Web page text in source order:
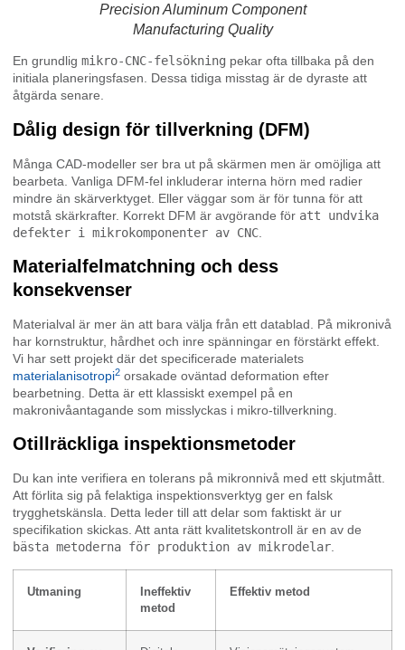
Precision Aluminum Component
Manufacturing Quality
En grundlig mikro-CNC-felsökning pekar ofta tillbaka på den
initiala planeringsfasen. Dessa tidiga misstag är de dyraste att
åtgärda senare.
Dålig design för tillverkning (DFM)
Många CAD-modeller ser bra ut på skärmen men är omöjliga att
bearbeta. Vanliga DFM-fel inkluderar interna hörn med radier
mindre än skärverktyget. Eller väggar som är för tunna för att
motstå skärkrafter. Korrekt DFM är avgörande för att undvika
defekter i mikrokomponenter av CNC
Materialfelmatchning och dess
konsekvenser
Materialval är mer än att bara välja från ett datablad. På mikronivå
har kornstruktur, hårdhet och inre spänningar en förstärkt effekt.
Vi har sett projekt där det specificerade materialets
materialanisotropi2 orsakade oväntad deformation efter
bearbetning. Detta är ett klassiskt exempel på en
makronivåantagande som misslyckas i mikro-tillverkning.
Otillräckliga inspektionsmetoder
Du kan inte verifiera en tolerans på mikronnivå med ett skjutmått.
Att förlita sig på felaktiga inspektionsverktyg ger en falsk
trygghetskänsla. Detta leder till att delar som faktiskt är ur
specifikation skickas. Att anta rätt kvalitetskontroll är en av de
bästa metoderna för produktion av mikrodelar.
Utmaning
Ineffektiv
metod
Effektiv metod